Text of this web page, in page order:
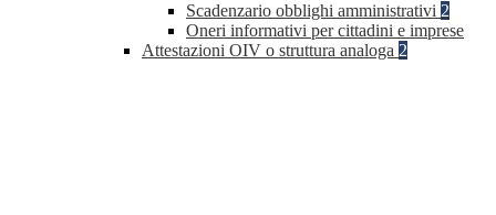
Scadenzario obblighi amministrativi 2
Oneri informativi per cittadini e imprese
Attestazioni OIV o struttura analoga 2